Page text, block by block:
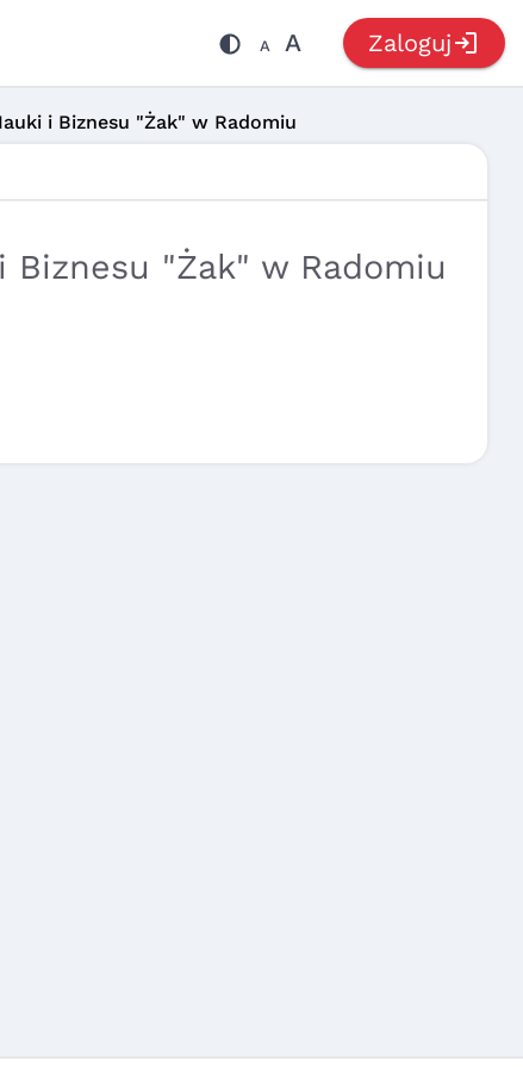
A A Zalogujlogin
i Biznesu "Żak" w Radomiu
Biznesu "Żak" w Radomiu